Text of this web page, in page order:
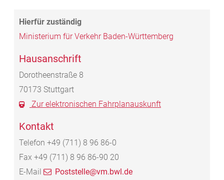
Ministerium für Verkehr Baden-Württemberg
Hausanschrift
Dorotheenstraße 8
70173 Stuttgart
Zur elektronischen Fahrplanauskunft
Kontakt
Telefon +49 (711) 8 96 86-0
Fax +49 (711) 8 96 86-90 20
E-Mail
Poststelle@vm.bwl.de